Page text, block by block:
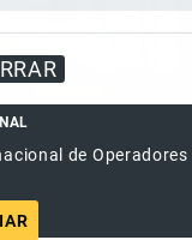
de Operadores